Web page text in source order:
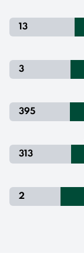
13
3
395
313
2